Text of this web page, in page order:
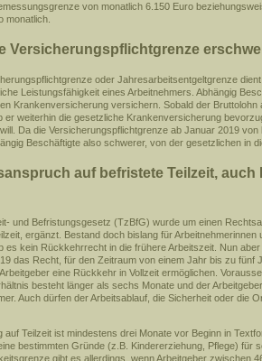
von monatlich 6.150 Euro
monatlich.
Versicherungspflichtgrenze
oder Jahresarbeitsentgeltgrenze
Leistungsfähigkeit eines Arbeitnehmers. Abhängig
Krankenversicherung versichern. Sobald der
er weiterhin die gesetzliche Krankenversicherung
Da die Versicherungspflichtgrenze ab Januar 2019
Beschäftigte also schwerer, von der gesetzlichen in
auf befristete Teilzeit,
und Befristungsgesetz (TzBfG) wurde um einen
ergänzt. Bestand doch bislang für Arbeitnehmerinnen
es kein Rückkehrrecht in die frühere Arbeitszeit. Nun aber
das Recht, für den Zeitraum von einem Jahr bis zu fünf
eine Rückkehr in Vollzeit ermöglichen.
besteht länger als sechs Monate und der
Auch dürfen der Arbeitsablauf, die Sicherheit oder die
auf Teilzeit ist mindestens drei Monate vor Beginn in
bestimmten Gründe (z.B. Kindererziehung, Pflege) für
gibt es allerdings, wenn Arbeitgeber zwischen